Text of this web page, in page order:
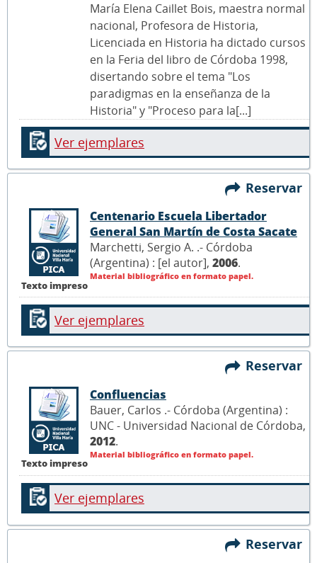
María Elena Caillet Bois, maestra normal
nacional, Profesora de Historia,
Licenciada en Historia ha dictado cursos
en la Feria del libro de Córdoba 1998,
disertando sobre el tema "Los
paradigmas en la enseñanza de la
Historia" y "Proceso para la[...]
Ver ejemplares
Reservar
Texto impreso
Centenario Escuela Libertador
General San Martín de Costa Sacate
Marchetti, Sergio A. .- Córdoba
(Argentina) : [el autor], 2006.
Material bibliográfico en formato papel.
Ver ejemplares
Reservar
Texto impreso
Confluencias
Bauer, Carlos .- Córdoba (Argentina) :
UNC - Universidad Nacional de Córdoba,
2012.
Material bibliográfico en formato papel.
Ver ejemplares
Reservar